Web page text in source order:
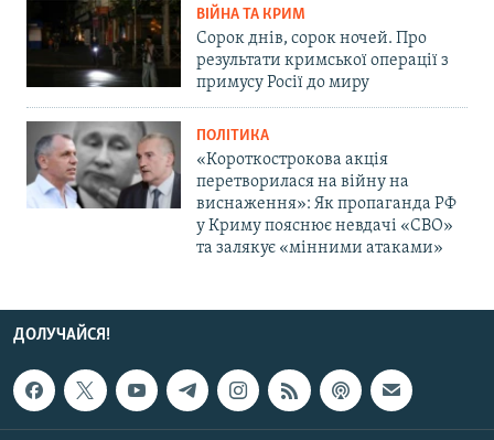
ВІЙНА ТА КРИМ
Сорок днів, сорок ночей. Про
результати кримської операції з
примусу Росії до миру
ПОЛІТИКА
«Короткострокова акція
перетворилася на війну на
виснаження»: Як пропаганда РФ
у Криму пояснює невдачі «СВО»
та залякує «мінними атаками»
ДОЛУЧАЙСЯ!